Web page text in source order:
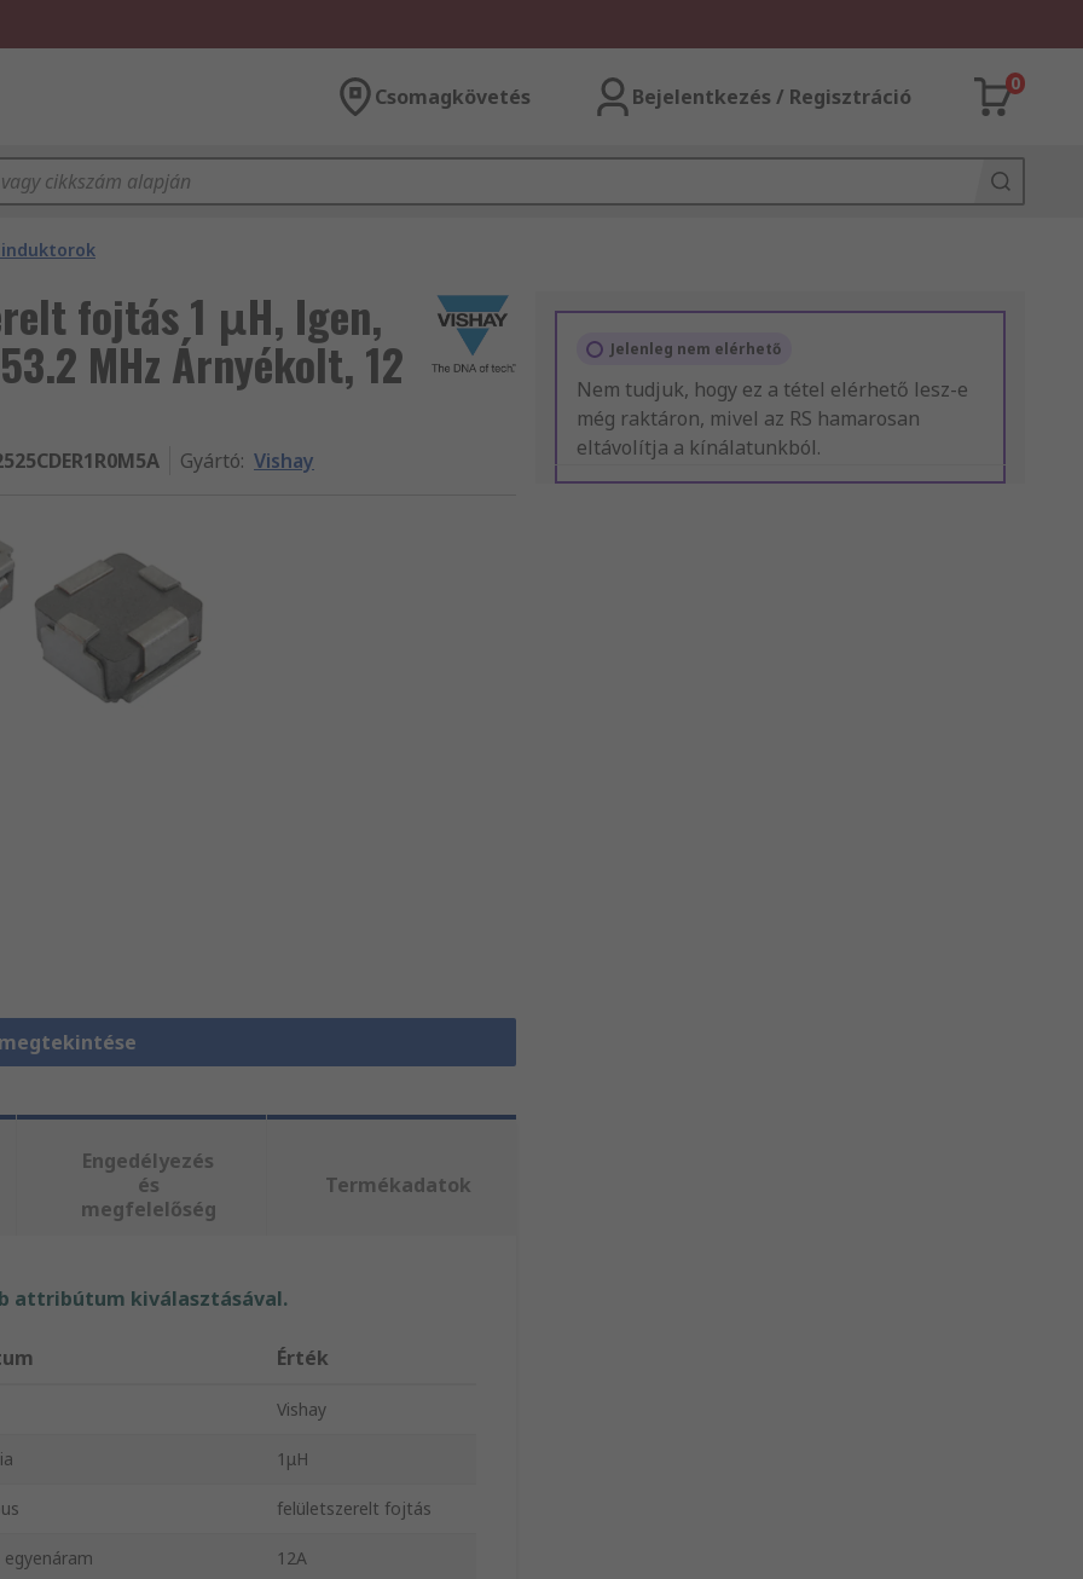
Csomagkövetés Bejelentkezés / Regisztráció
0
fojtás 1 μH, Igen,
MHz Árnyékolt, 12
Gyártó: Vishay
Jelenleg nem elérhető
Nem tudjuk, hogy ez a tétel elérhető lesz-e
még raktáron, mivel az RS hamarosan
eltávolítja a kínálatunkból.
Engedélyezés
és
megfelelőség
Termékadatok
attribútum kiválasztásával.
Érték
Vishay
1μH
felületszerelt fojtás
egyenáram 12A